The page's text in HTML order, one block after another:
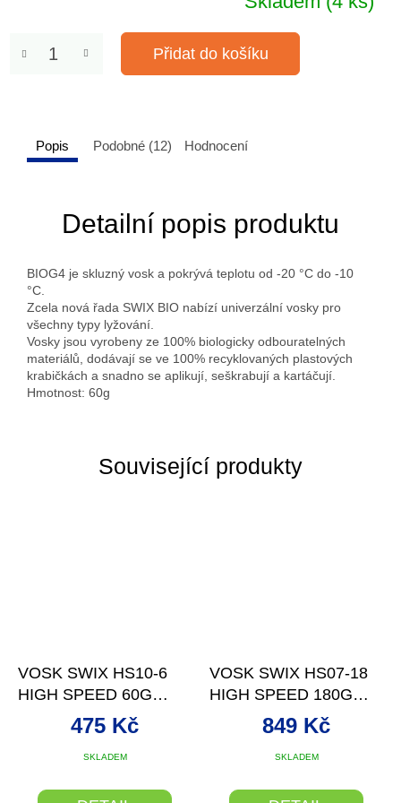
Přidat do košíku
Související produkty
VOSK SWIX HS10-6
HIGH SPEED 60G
0/+10°C
SKLADEM
475 Kč
VOSK SWIX HS07-18
HIGH SPEED 180G
produktu
SKLADEM
849 Kč
Popis Podobné (12) Hodnocení
Detailní popis produktu
BIOG4 je skluzný vosk a pokrývá teplotu od -20 °C do -10
°C.
Zcela nová řada SWIX BIO nabízí univerzální vosky pro
všechny typy lyžování.
Vosky jsou vyrobeny ze 100% biologicky odbouratelných
materiálů, dodávají se ve 100% recyklovaných plastových
krabičkách a snadno se aplikují, seškrabují a kartáčují.
Hmotnost: 60g